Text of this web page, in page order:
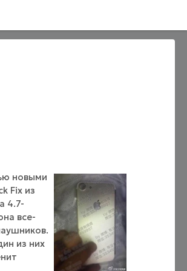
новыми
Fix из
4.7-
все-
из них